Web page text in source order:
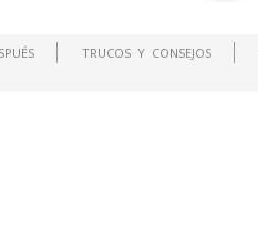
TRUCOS Y CONSEJOS